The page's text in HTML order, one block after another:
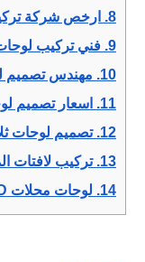
8.
ارخص شركة
9. فني تركيب
10. مهندس تصميم
11.
اسعار تصميم
12. تصميم لوحات
13. تركيب لافتات
14. لوحات محلات 3D في العين